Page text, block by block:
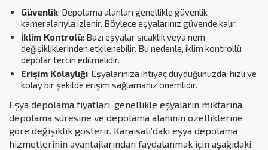
Güvenlik: Depolama alanları genellikle güvenlik
kameralarıyla izlenir. Böylece eşyalarınız güvende kalır.
İklim Kontrolü: Bazı eşyalar sıcaklık veya nem
değişikliklerinden etkilenebilir. Bu nedenle, iklim kontrollü
depolar tercih edilmelidir.
Erişim Kolaylığı: Eşyalarınıza ihtiyaç duyduğunuzda, hızlı ve
kolay bir şekilde erişim sağlamanız önemlidir.
Eşya depolama fiyatları, genellikle eşyaların miktarına,
depolama süresine ve depolama alanının özelliklerine
göre değişiklik gösterir. Karaisalı’daki eşya depolama
hizmetlerinin avantajlarından faydalanmak için aşağıdaki